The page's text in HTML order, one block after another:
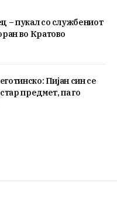
– пукал со службениот
во Кратово
Пијан син се
предмет, па го